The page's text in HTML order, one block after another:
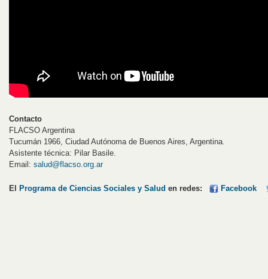
Contacto
FLACSO Argentina
Tucumán 1966, Ciudad Autónoma de Buenos Aires, Argentina.
Asistente técnica: Pilar Basile.
Email: salud@flacso.org.ar
El Programa de Ciencias Sociales y Salud en redes: Facebook